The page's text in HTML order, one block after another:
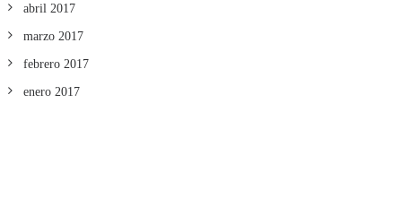
abril 2017
marzo 2017
febrero 2017
enero 2017